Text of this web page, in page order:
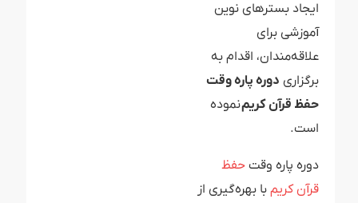
ایجاد بسترهای نوین
آموزشی برای
علاقه‌مندان، اقدام به
برگزاری دوره پاره وقت
حفظ قرآن کریمنموده
است.
دوره پاره وقت حفظ
قرآن کریمبا بهره‌گیری از